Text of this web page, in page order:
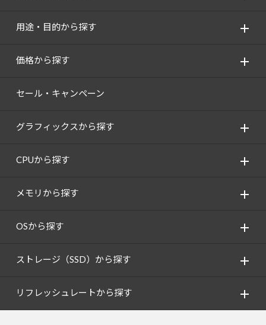
用途・目的から探す
価格から探す
セール・キャンペーン
グラフィックスから探す
CPUから探す
メモリから探す
OSから探す
ストレージ（SSD）から探す
リフレッシュレートから探す